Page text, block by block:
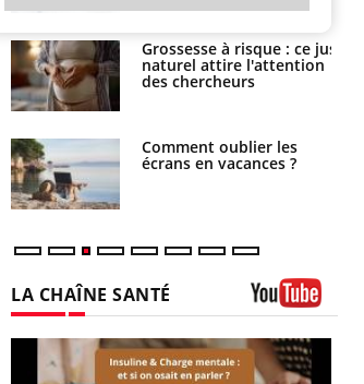
Grossesse à risque : ce jus
naturel attire l'attention
des chercheurs
Comment oublier les
écrans en vacances ?
LA CHAÎNE SANTÉ